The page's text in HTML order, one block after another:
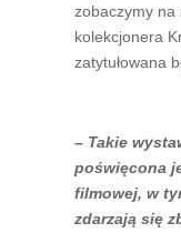
zobaczymy na
kolekcjonera
zatytułowana
– Takie
poświęcona
filmowej, w
zdarzają się